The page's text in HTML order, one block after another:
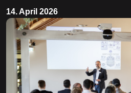
14. April 2026